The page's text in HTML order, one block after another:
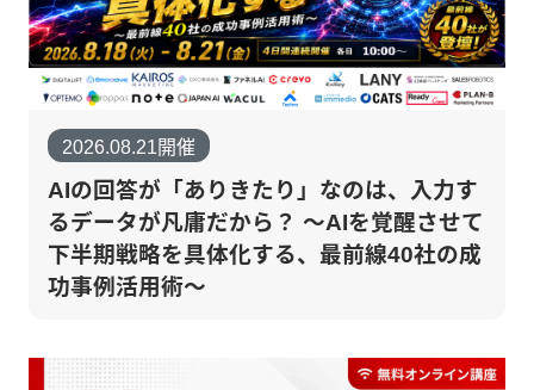
2026.08.21開催
AIの回答が「ありきたり」なのは、入力す
るデータが凡庸だから？ 〜AIを覚醒させて
下半期戦略を具体化する、最前線40社の成
功事例活用術〜